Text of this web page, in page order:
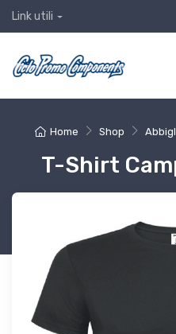
Link utili
Home Shop
T-Shirt